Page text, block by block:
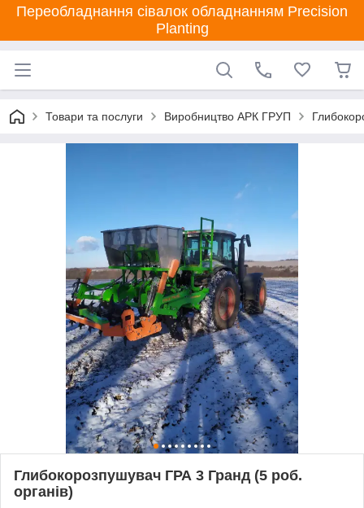
Переобладнання сівалок обладнанням Precision
Planting
Товари та послуги Виробництво АРК ГРУП
Глибокорозпушувач ГРА 3 Гранд (5 роб.
органів)